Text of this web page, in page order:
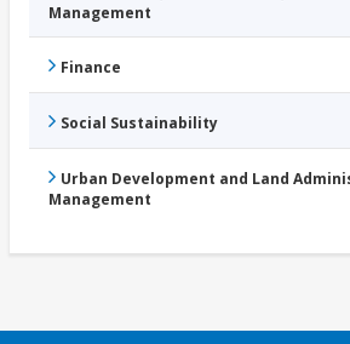
Management
Finance
Social Sustainability
Urban Development and Land
Management